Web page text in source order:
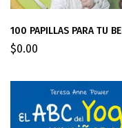
100 PAPILLAS PARA TU
$0.00